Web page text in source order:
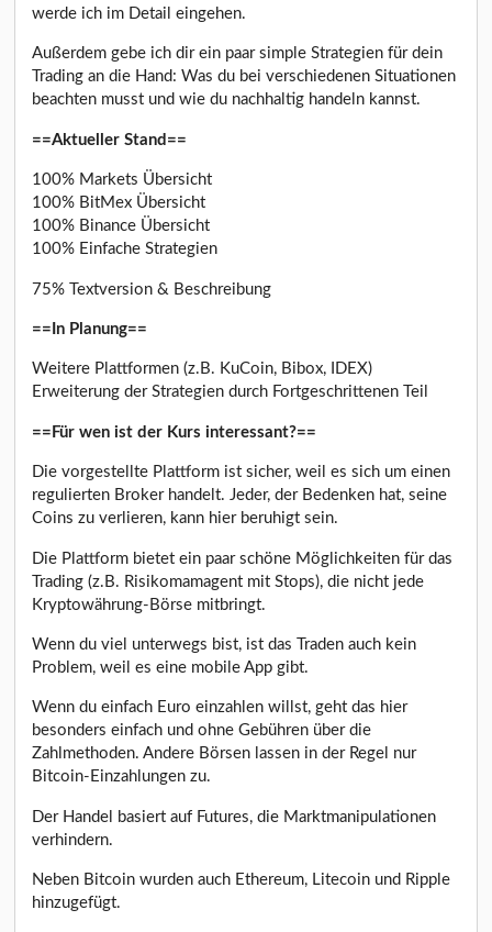
werde ich im Detail eingehen.
Außerdem gebe ich dir ein paar simple Strategien für dein
Trading an die Hand: Was du bei verschiedenen Situationen
beachten musst und wie du nachhaltig handeln kannst.
==Aktueller Stand==
100% Markets Übersicht
100% BitMex Übersicht
100% Binance Übersicht
100% Einfache Strategien
75% Textversion & Beschreibung
==In Planung==
Weitere Plattformen (z.B. KuCoin, Bibox, IDEX)
Erweiterung der Strategien durch Fortgeschrittenen Teil
==Für wen ist der Kurs interessant?==
Die vorgestellte Plattform ist sicher, weil es sich um einen
regulierten Broker handelt. Jeder, der Bedenken hat, seine
Coins zu verlieren, kann hier beruhigt sein.
Die Plattform bietet ein paar schöne Möglichkeiten für das
Trading (z.B. Risikomamagent mit Stops), die nicht jede
Kryptowährung-Börse mitbringt.
Wenn du viel unterwegs bist, ist das Traden auch kein
Problem, weil es eine mobile App gibt.
Wenn du einfach Euro einzahlen willst, geht das hier
besonders einfach und ohne Gebühren über die
Zahlmethoden. Andere Börsen lassen in der Regel nur
Bitcoin-Einzahlungen zu.
Der Handel basiert auf Futures, die Marktmanipulationen
verhindern.
Neben Bitcoin wurden auch Ethereum, Litecoin und Ripple
hinzugefügt.